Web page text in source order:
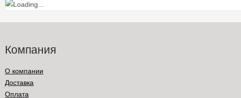
Компания
О компании
Доставка
Оплата